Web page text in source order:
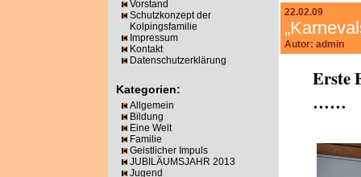
Vorstand
Schutzkonzept der
Kolpingsfamilie
Impressum
Kontakt
Datenschutzerklärung
Kategorien:
Allgemein
Bildung
Eine Welt
Familie
Geistlicher Impuls
JUBILÄUMSJAHR 2013
Jugend
22.02.09
Autor: admin
Erste
……